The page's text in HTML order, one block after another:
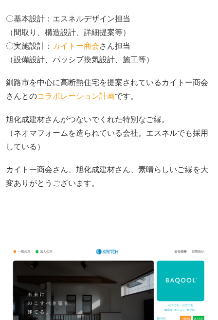
〇基本設計：エスネルデザイン担当
（間取り、構造設計、詳細提案等）
〇実施設計： カイトー商会さん担当
（設備設計、パッシブ換気設計、施工等）
釧路市を中心に高断熱住宅を提案されているカイトー商会
さんとのコラボレーション計画です。
旭化成建材さんがつないでくれた特別なご縁。
（ネオマフォームを造られている会社。エスネルでも採用
している）
カイトー商会さん、旭化成建材さん、素晴らしいご縁を大
変ありがとうございます。